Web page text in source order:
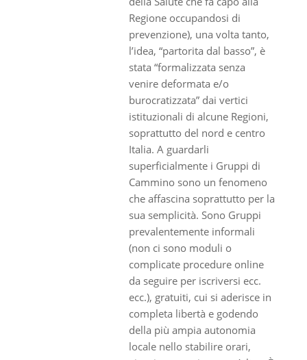
Regione occupandosi di
prevenzione), una volta tanto,
l’idea, “partorita dal basso”, è
stata “formalizzata senza
venire deformata e/o
burocratizzata” dai vertici
istituzionali di alcune Regioni,
soprattutto del nord e centro
Italia. A guardarli
superficialmente i Gruppi di
Cammino sono un fenomeno
che affascina soprattutto per la
sua semplicità. Sono Gruppi
prevalentemente informali
(non ci sono moduli o
complicate procedure online
da seguire per iscriversi ecc.
ecc.), gratuiti, cui si aderisce in
completa libertà e godendo
della più ampia autonomia
locale nello stabilire orari,